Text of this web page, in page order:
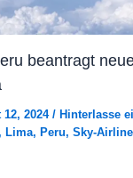
beantragt
12, 2024/Hinterlasse
Lima,Peru,Sky-Airline